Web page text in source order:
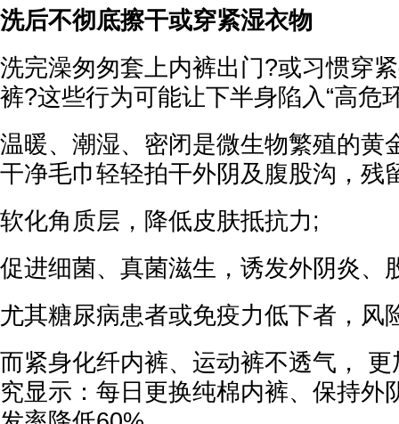
洗后不彻底擦干或穿紧湿衣物
洗完澡匆匆套上内裤出门?或习惯穿
裤?这些行为可能让下半身陷入“高危
温暖、潮湿、密闭是微生物繁殖的黄
干净毛巾轻轻拍干外阴及腹股沟，残
软化角质层，降低皮肤抵抗力;
促进细菌、真菌滋生，诱发外阴炎、
尤其糖尿病患者或免疫力低下者，风
而紧身化纤内裤、运动裤不透气，
究显示：每日更换纯棉内裤、保持外